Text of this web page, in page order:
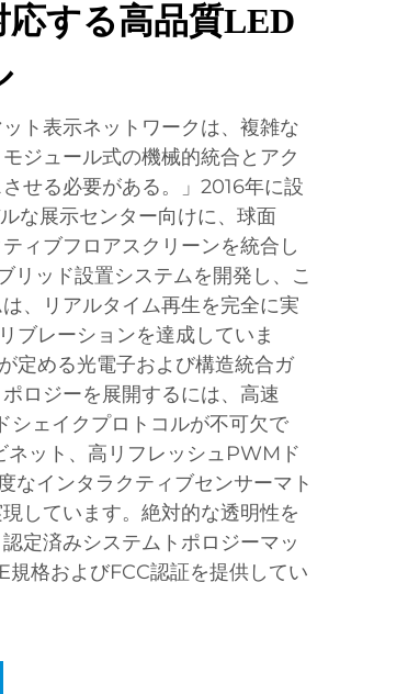
する高品質LED
ト表示ネットワークは、複雑な
ジュール式の機械的統合とアク
せる必要がある。」2016年に設
な展示センター向けに、球面
ィブフロアスクリーンを統合し
リッド設置システムを開発し、こ
、リアルタイム再生を完全に実
ブレーションを達成していま
定める光電子および構造統合ガ
ロジーを展開するには、高速
ェイクプロトコルが不可欠で
ット、高リフレッシュPWMド
なインタラクティブセンサーマト
しています。絶対的な透明性を
定済みシステムトポロジーマッ
格およびFCC認証を提供してい